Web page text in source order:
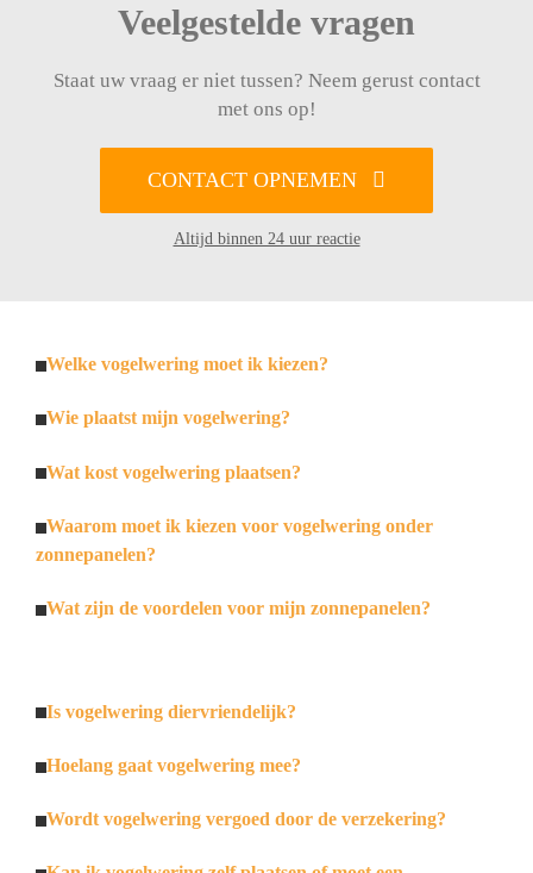
Veelgestelde vragen
Staat uw vraag er niet tussen? Neem gerust contact
met ons op!
CONTACT OPNEMEN
Altijd binnen 24 uur reactie
Welke vogelwering moet ik kiezen?
Wie plaatst mijn vogelwering?
Wat kost vogelwering plaatsen?
Waarom moet ik kiezen voor vogelwering onder
zonnepanelen?
Wat zijn de voordelen voor mijn zonnepanelen?
Is vogelwering diervriendelijk?
Hoelang gaat vogelwering mee?
Wordt vogelwering vergoed door de verzekering?